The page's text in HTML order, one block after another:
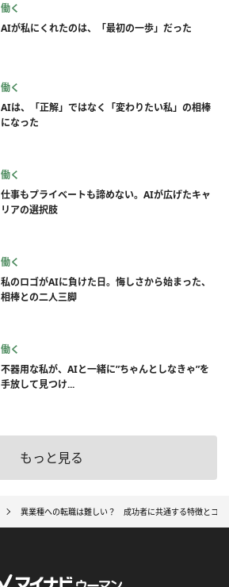
働く
AIが私にくれたのは、「最初の一歩」だった
働く
AIは、「正解」ではなく「変わりたい私」の相棒
になった
働く
仕事もプライベートも諦めない。AIが広げたキャ
リアの選択肢
働く
私のロゴがAIに負けた日。悔しさから始まった、
相棒との二人三脚
働く
不器用な私が、AIと一緒に”ちゃんとしなきゃ”を
手放して見つけ...
もっと見る
異業種への転職は難しい？ 成功者に共通する特徴とコツ